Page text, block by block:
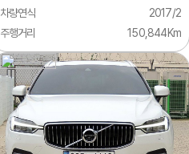
북기은상
뷰익
사브
사이언
선롱버스
차량연식
2017/2
주행거리
150,844Km